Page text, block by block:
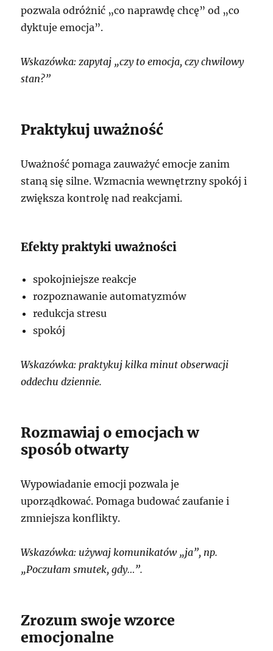
pozwala odróżnić „co naprawdę chcę” od „co
dyktuje emocja”.
Wskazówka: zapytaj „czy to emocja, czy chwilowy
stan?”
Praktykuj uważność
Uważność pomaga zauważyć emocje zanim
staną się silne. Wzmacnia wewnętrzny spokój i
zwiększa kontrolę nad reakcjami.
Efekty praktyki uważności
spokojniejsze reakcje
rozpoznawanie automatyzmów
redukcja stresu
spokój
Wskazówka: praktykuj kilka minut obserwacji
oddechu dziennie.
Rozmawiaj o emocjach w
sposób otwarty
Wypowiadanie emocji pozwala je
uporządkować. Pomaga budować zaufanie i
zmniejsza konflikty.
Wskazówka: używaj komunikatów „ja”, np.
„Poczułam smutek, gdy…”.
Zrozum swoje wzorce
emocjonalne